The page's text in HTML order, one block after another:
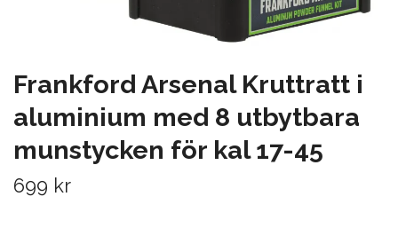
Frankford Arsenal Kruttratt i
aluminium med 8 utbytbara
munstycken för kal 17-45
699 kr